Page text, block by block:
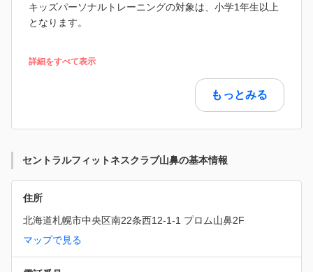
キッズパーソナルトレーニングの対象は、小学1年生以上
となります。
詳細をすべて表示
もっとみる
セントラルフィットネスクラブ山鼻の基本情報
住所
北海道札幌市中央区南22条西12-1-1 プロム山鼻2F
マップで見る